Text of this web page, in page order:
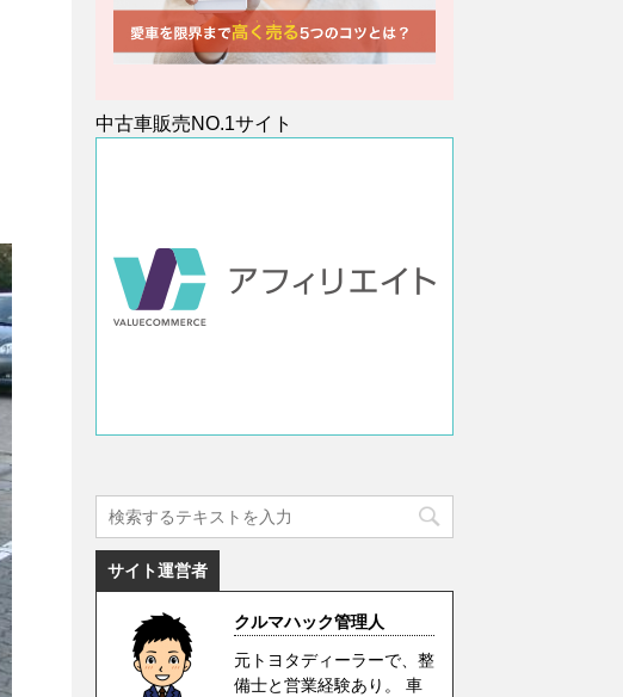
中古車販売NO.1サイト
サイト運営者
クルマハック管理人
元トヨタディーラーで、整
備士と営業経験あり。 車